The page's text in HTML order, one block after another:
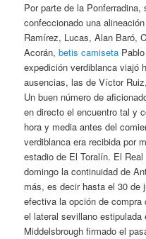
Por parte de la
confeccionado una
Ramírez, Lucas, Alan Baró,
Acorán,betis camiseta
expedición verdiblanca viajó
ausencias, las de Víctor
Un buen número de
en directo el encuentro tal y
hora y media antes del
verdiblanca era recibida por
estadio de El Toralín. El
domingo la continuidad de
más, es decir hasta el 30 de
efectiva la opción de
el lateral sevillano
Middelsbrough firmado el